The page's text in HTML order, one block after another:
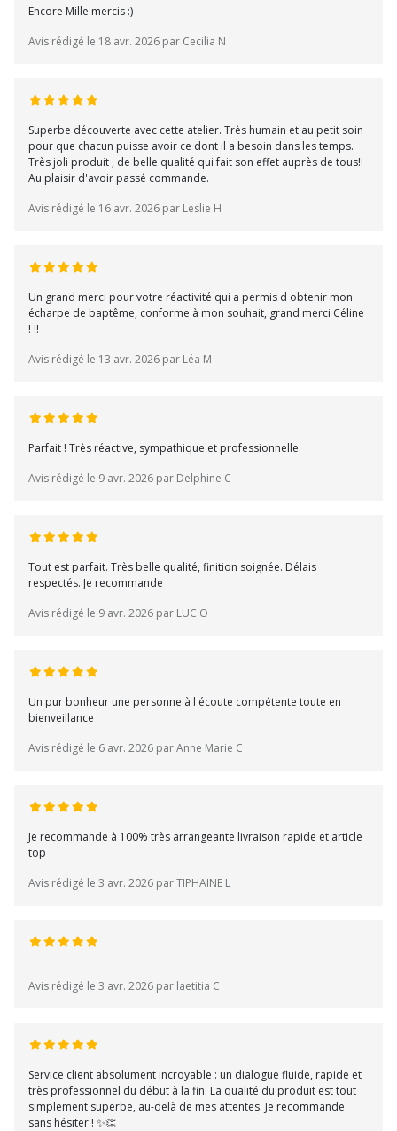
Encore Mille mercis :)
Avis rédigé le 18 avr. 2026 par Cecilia N
Superbe découverte avec cette atelier. Très humain et au petit soin
pour que chacun puisse avoir ce dont il a besoin dans les temps.
Très joli produit , de belle qualité qui fait son effet auprès de tous!!
Au plaisir d'avoir passé commande.
Avis rédigé le 16 avr. 2026 par Leslie H
Un grand merci pour votre réactivité qui a permis d obtenir mon
écharpe de baptême, conforme à mon souhait, grand merci Céline
! !!
Avis rédigé le 13 avr. 2026 par Léa M
Parfait ! Très réactive, sympathique et professionnelle.
Avis rédigé le 9 avr. 2026 par Delphine C
Tout est parfait. Très belle qualité, finition soignée. Délais
respectés. Je recommande
Avis rédigé le 9 avr. 2026 par LUC O
Un pur bonheur une personne à l écoute compétente toute en
bienveillance
Avis rédigé le 6 avr. 2026 par Anne Marie C
Je recommande à 100% très arrangeante livraison rapide et article
top
Avis rédigé le 3 avr. 2026 par TIPHAINE L
Avis rédigé le 3 avr. 2026 par laetitia C
Service client absolument incroyable : un dialogue fluide, rapide et
très professionnel du début à la fin. La qualité du produit est tout
simplement superbe, au-delà de mes attentes. Je recommande
sans hésiter ! ✨👏